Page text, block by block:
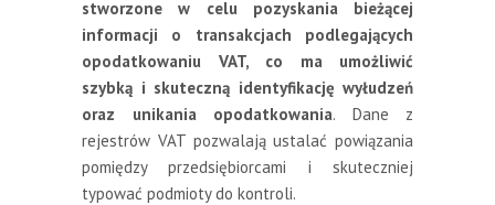
stworzone w celu pozyskania bieżącej
informacji o transakcjach podlegających
opodatkowaniu VAT, co ma umożliwić
szybką i skuteczną identyfikację wyłudzeń
oraz unikania opodatkowania. Dane z
rejestrów VAT pozwalają ustalać powiązania
pomiędzy przedsiębiorcami i skuteczniej
typować podmioty do kontroli.